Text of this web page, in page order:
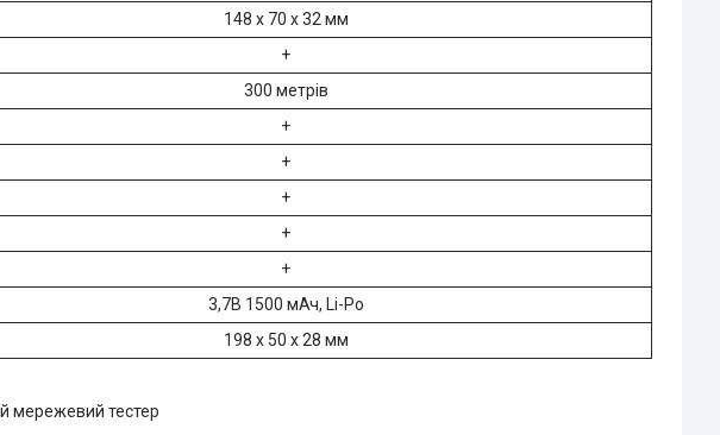
148 х 70 х 32 мм
+
300 метрів
+
+
+
+
+
3,7В 1500 мАч, Li-Po
198 х 50 х 28 мм